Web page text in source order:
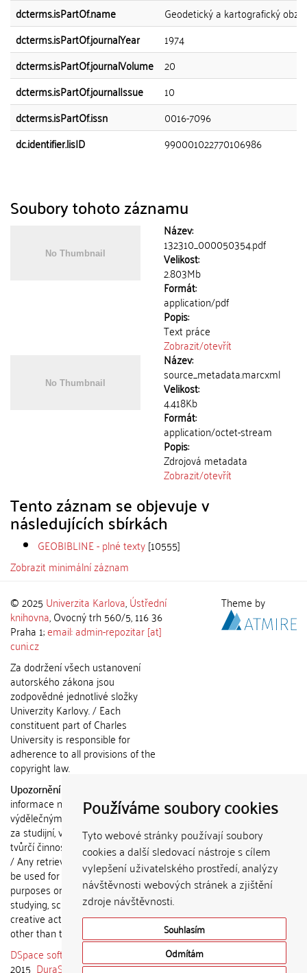
Používáme soubory cookies
Tyto webové stránky používají soubory
cookies a další sledovací nástroje s cílem
vylepšení uživatelského prostředí, analýzy
návštěvnosti webových stránek a zjištění
zdroje návštěvnosti.
Souhlasím
Odmítám
dcterms.isPartOf.name
Geodetický a kartografický obzor
dcterms.isPartOf.journalYear
1974
dcterms.isPartOf.journalVolume 20
dcterms.isPartOf.journalIssue
10
dcterms.isPartOf.issn
0016-7096
dc.identifier.lisID
990001022770106986
Soubory tohoto záznamu
Název:
132310_000050354.pdf
Velikost:
2.803Mb
Formát:
application/pdf
Popis:
Text práce
Zobrazit/otevřít
Název:
source_metadata.marcxml
Velikost:
4.418Kb
Formát:
application/octet-stream
Popis:
Zdrojová metadata
Zobrazit/otevřít
Tento záznam se objevuje v
následujících sbírkách
GEOBIBLINE - plné texty[10555]
Zobrazit minimální záznam
© 2025 Univerzita Karlova,Ústřední
knihovna, Ovocný trh 560/5, 116 36
Praha 1;email: admin-repozitar [at]
cuni.cz
Za dodržení všech ustanovení
autorského zákona jsou
zodpovědné jednotlivé složky
Univerzity Karlovy. / Each
constituent part of Charles
University is responsible for
adherence to all provisions of the
copyright law.
Upozornění / Notice:
informace nemohou být použity k
výdělečným účelům nebo vydávány
za studijní, vědeckou nebo jinou
tvůrčí činnost jiné osoby než autora.
/ Any retrieved information shall not
be used for any commercial
purposes or claimed as results of
studying, scientific or any other
creative activities of any person
other than the author.
DSpace software
copyright © 2002-
2015 DuraSpace
Theme by